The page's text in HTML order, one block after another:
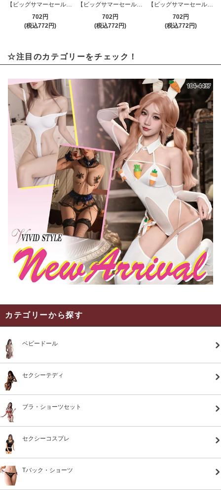
【ビッグサマーセール対象品】ニーソックス(KNEESOCKS) 315nb
702円
(税込772円)
【ビッグサマーセール対象品】ニーソックス(KNEESOCKS) 315bk
702円
(税込772円)
【ビッグサマーセール対象品】ニーソックス(KNEESOCKS) 315br
702円
(税込772円)
☆注目のカテゴリーをチェック！
カテゴリーから探す
ベビードール
セクシーテディ
ブラ・ショーツセット
セクシーコスプレ
Tバック・ショーツ